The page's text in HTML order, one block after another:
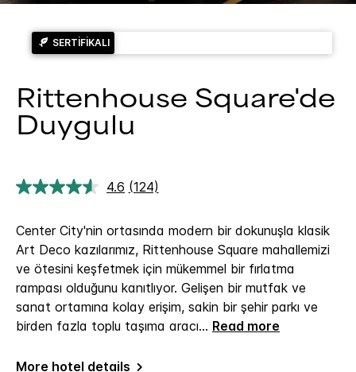
SERTIFIKALI
Rittenhouse Square'de
Duygulu
4.6 124
Aynı
sayfa
bağlantısı.
(124)
Center City'nin ortasında modern bir dokunuşla klasik
Art Deco kazılarımız, Rittenhouse Square mahallemizi
ve ötesini keşfetmek için mükemmel bir fırlatma
rampası olduğunu kanıtlıyor. Gelişen bir mutfak ve
sanat ortamına kolay erişim, sakin bir şehir parkı ve
birden fazla toplu taşıma aracı... Read more
More hotel details